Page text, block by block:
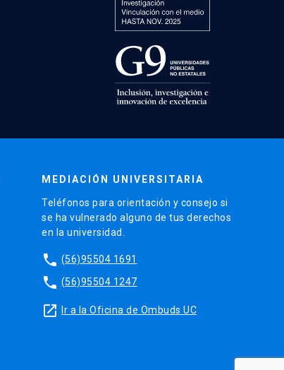
MEDIACIÓN UNIVERSITARIA
Teléfonos para orientación y consejo si
se ha vulnerado alguno de tus derechos
en la universidad.
phone (56)95504 1691
phone (56)95504 1247
launch Ir a la Oficina de Ombuds UC